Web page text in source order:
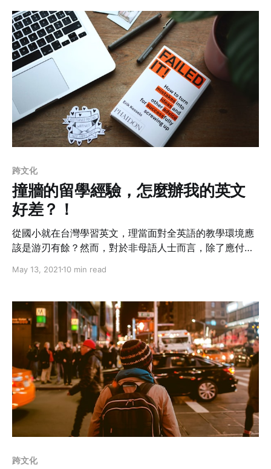
費，也提供一些簡單的省錢方法幫你省下你在美國的開
銷。
跨文化
撞牆的留學經驗，怎麼辦我的英文
好差？！
從國小就在台灣學習英文，理當面對全英語的教學環境應
該是游刃有餘？然而，對於非母語人士而言，除了應付研
能力與膽識，在一步步徘徊在「欲言又止」的窘境，以及
方法？
May 13, 2021 10 min read
跨文化